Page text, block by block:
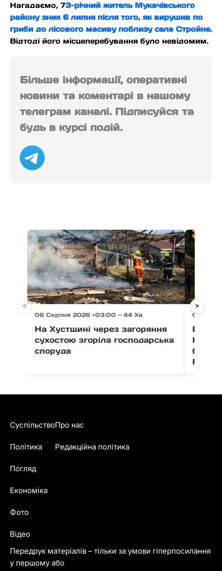
Нагадаємо, 73-річний житель Мукачівського
району зник 6 липня після того, як вирушив по
гриби до лісового масиву поблизу села Стройне.
Відтоді його місцеперебування було невідомим.
Більше інформації, оперативні
новини та коментарі в нашому
телеграм каналі. Підписуйся та
будь в курсі подій.
06 Серпня 2026 +03:00 — 44 Хв
На Хустщині через загоряння
сухостою згоріла господарська
споруда
06
В
Fest
< >
Передрук матеріалів – тільки за умови гіперпосилання
у першому або
Суспільство
Політика
Погляд
Економіка
Фото
Відео
Про нас
Редакційна політика